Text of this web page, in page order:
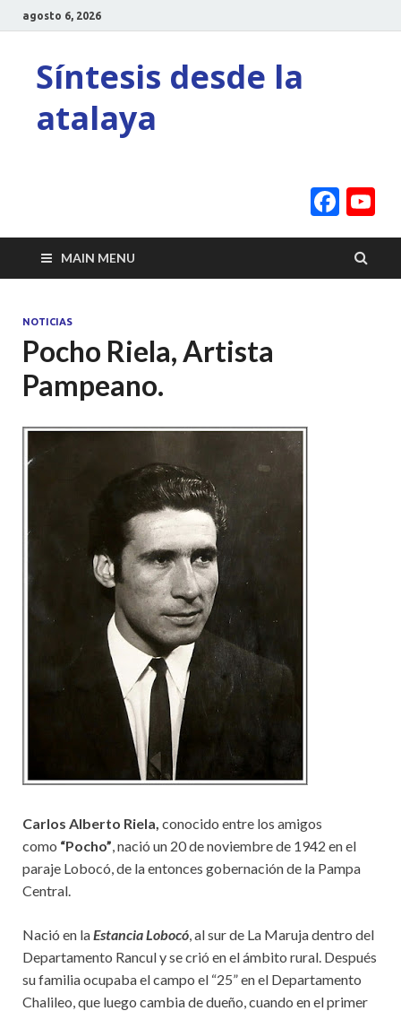
agosto 6, 2026
Síntesis desde la
atalaya
MAIN MENU
NOTICIAS
Pocho Riela, Artista
Pampeano.
Carlos Alberto Riela, conocido entre los amigos
como “Pocho”, nació un 20 de noviembre de 1942 en el
paraje Lobocó, de la entonces gobernación de la Pampa
Central.
Nació en laEstancia Lobocó, al sur de La Maruja dentro del
Departamento Rancul y se crió en el ámbito rural. Después
su familia ocupaba el campo el “25” en el Departamento
Chalileo, que luego cambia de dueño, cuando en el primer